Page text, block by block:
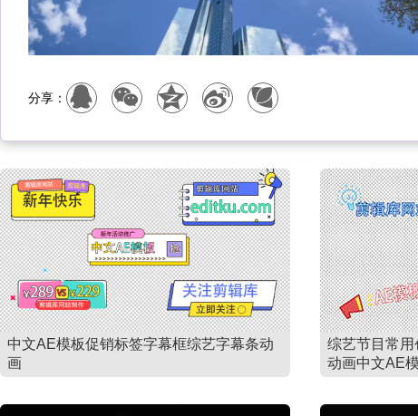
分享：
中文AE模板促销标签字幕框综艺字幕条动
画
综艺节目常
动画中文AE